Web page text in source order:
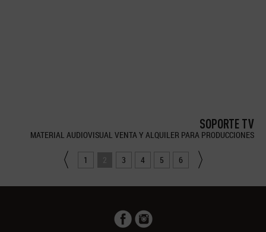
SOPORTE TV
MATERIAL AUDIOVISUAL VENTA Y ALQUILER PARA PRODUCCIONES
1 2 3 4 5 6